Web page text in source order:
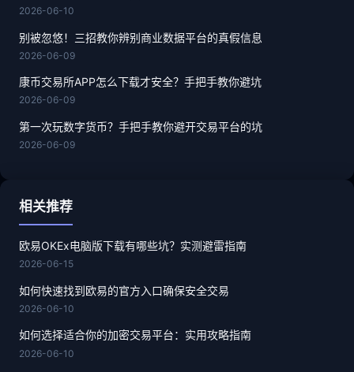
2026-06-10
别被忽悠！三招教你辨别商业数据平台的真假信息
2026-06-09
康币交易所APP怎么下载才安全？手把手教你避坑
2026-06-09
第一次玩数字货币？手把手教你避开交易平台的坑
2026-06-09
相关推荐
欧易OKEx电脑版下载有哪些坑？实测避雷指南
2026-06-15
如何快速找到欧易的官方入口确保安全交易
2026-06-10
如何选择适合你的加密交易平台：实用攻略指南
2026-06-10